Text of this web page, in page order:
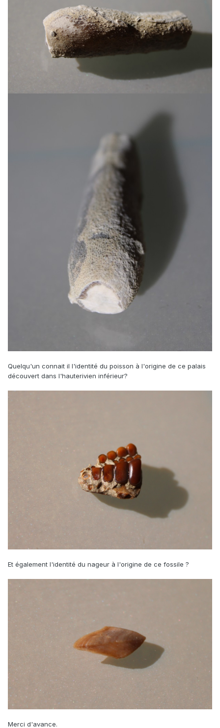
Quelqu'un connait il l'identité du poisson à l'origine de ce palais
découvert dans l'hauterivien inférieur?
Et également l'identité du nageur à l'origine de ce fossile ?
Merci d'avance.